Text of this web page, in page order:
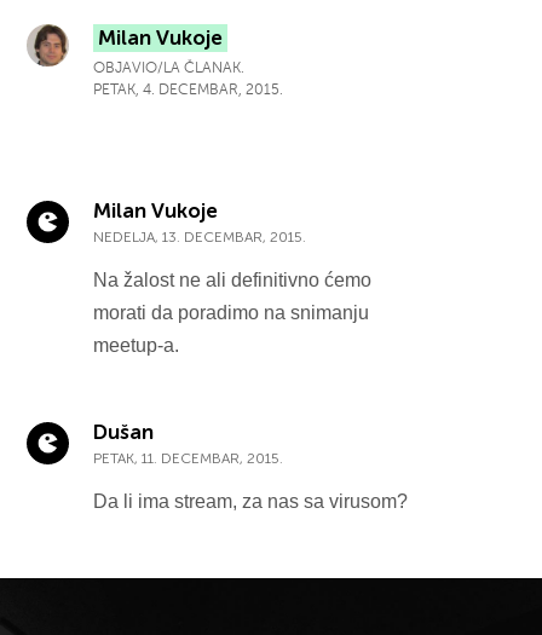
Milan Vukoje
OBJAVIO/LA ČLANAK.
PETAK, 4. DECEMBAR, 2015.
Milan Vukoje
NEDELJA, 13. DECEMBAR, 2015.
Na žalost ne ali definitivno ćemo
morati da poradimo na snimanju
meetup-a.
Dušan
PETAK, 11. DECEMBAR, 2015.
Da li ima stream, za nas sa virusom?